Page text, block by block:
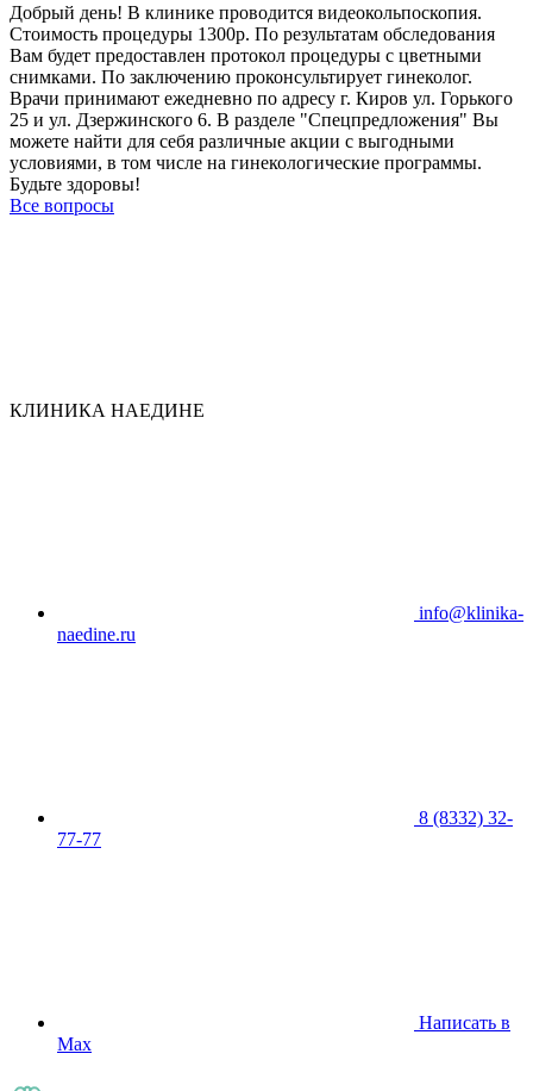
Добрый день! В клинике проводится видеокольпоскопия.
Стоимость процедуры 1300р. По результатам обследования
Вам будет предоставлен протокол процедуры с цветными
снимками. По заключению проконсультирует гинеколог.
Врачи принимают ежедневно по адресу г. Киров ул. Горького
25 и ул. Дзержинского 6. В разделе "Спецпредложения" Вы
можете найти для себя различные акции с выгодными
условиями, в том числе на гинекологические программы.
Будьте здоровы!
Все вопросы
КЛИНИКА НАЕДИНЕ
info@klinika-
naedine.ru
8 (8332) 32-
77-77
Написать в
Max